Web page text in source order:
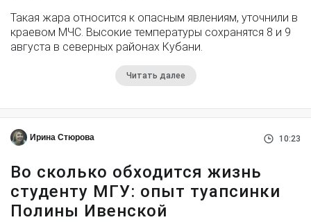
Такая жара относится к опасным явлениям, уточнили в
краевом МЧС. Высокие температуры сохранятся 8 и 9
августа в северных районах Кубани.
Читать далее
Ирина Стюрова 10:23
Во сколько обходится жизнь
студенту МГУ: опыт туапсинки
Полины Ивенской